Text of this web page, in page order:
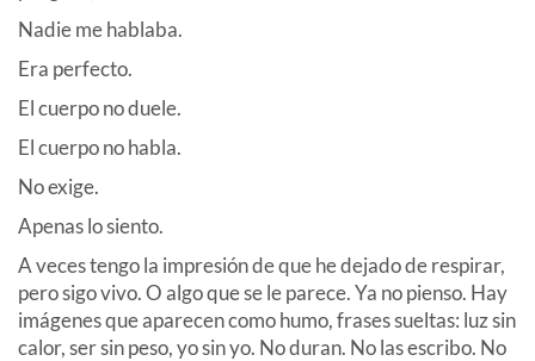
Nadie me hablaba.
Era perfecto.
El cuerpo no duele.
El cuerpo no habla.
No exige.
Apenas lo siento.
A veces tengo la impresión de que he dejado de respirar,
pero sigo vivo. O algo que se le parece. Ya no pienso. Hay
imágenes que aparecen como humo, frases sueltas: luz sin
calor, ser sin peso, yo sin yo. No duran. No las escribo. No